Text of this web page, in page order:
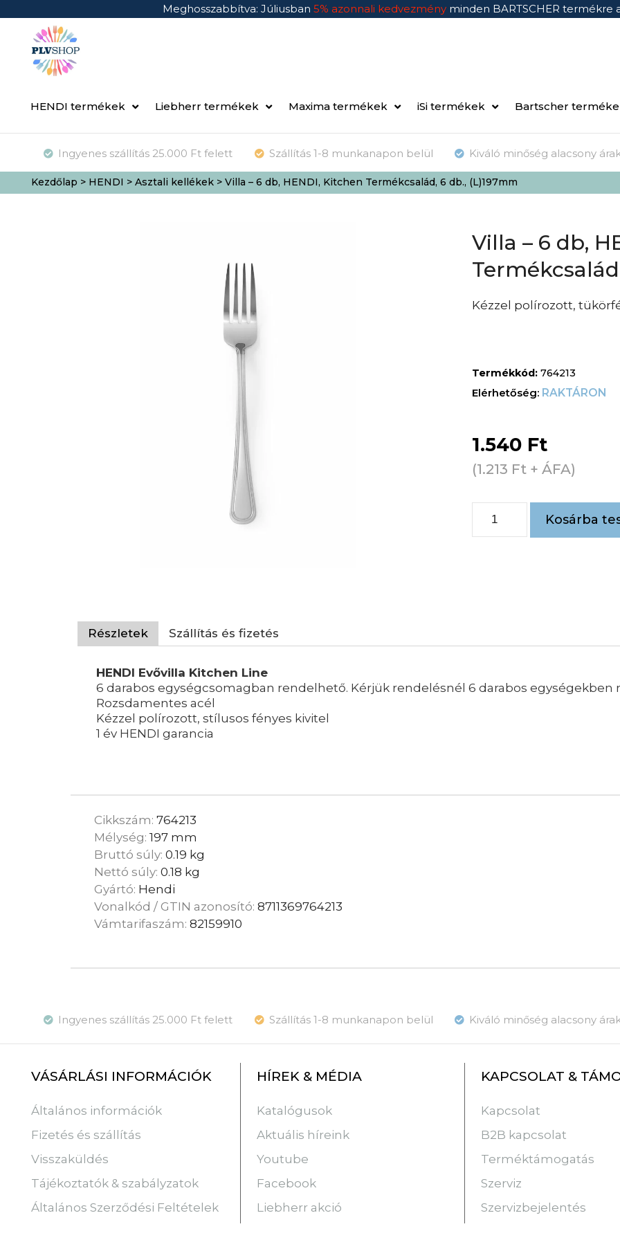
Meghosszabbítva: Júliusban 5% azonnali kedvezmény minden BARTSCHER termékre
HENDI termékek Liebherr termékek Maxima termékek iSi termékek Bartscher
Ingyenes szállítás 25.000 Ft felett Szállítás 1-8 munkanapon belül Kiváló minőség alacsony
Kezdőlap > HENDI > Asztali kellékek> Villa – 6 db, HENDI, Kitchen Termékcsalád, 6 db., (L)197mm
Villa – 6 db,
Kézzel polírozott,
Termékkód: 764213
RAKTÁRON
1.540 Ft
(1.213 Ft + ÁFA)
Kosárba
Részletek Szállítás és fizetés
HENDI Evővilla Kitchen Line
6 darabos egységcsomagban rendelhető. Kérjük rendelésnél 6 darabos egységekben
Rozsdamentes acél
Kézzel polírozott, stílusos fényes kivitel
1 év HENDI garancia
Cikkszám:764213
Mélység:197 mm
Bruttó súly:0.19 kg
Nettó súly:0.18 kg
Gyártó: Hendi
Vonalkód / GTIN azonosító:8711369764213
Vámtarifaszám:82159910
Ingyenes szállítás 25.000 Ft felett Szállítás 1-8 munkanapon belül Kiváló minőség alacsony
VÁSÁRLÁSI INFORMÁCIÓK
Általános információk
Fizetés és szállítás
Visszaküldés
Tájékoztatók & szabályzatok
Általános Szerződési Feltételek
HÍREK & MÉDIA
Katalógusok
Aktuális híreink
Youtube
Facebook
Liebherr akció
KAPCSOLAT &
Kapcsolat
B2B kapcsolat
Terméktámogatás
Szerviz
Szervizbejelentés